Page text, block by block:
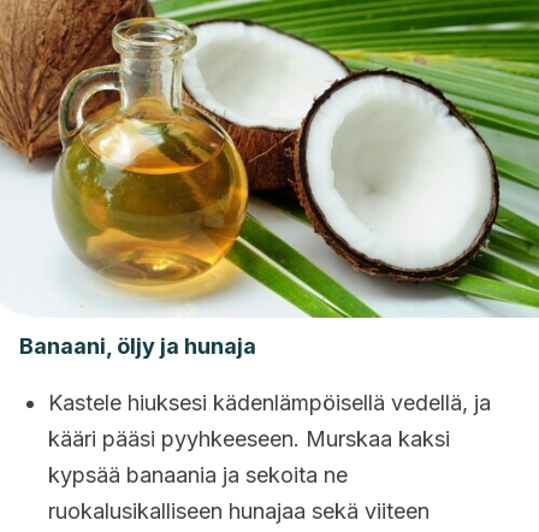
Banaani, öljy ja hunaja
Kastele hiuksesi kädenlämpöisellä vedellä, ja
kääri pääsi pyyhkeeseen. Murskaa kaksi
kypsää banaania ja sekoita ne
ruokalusikalliseen hunajaa sekä viiteen